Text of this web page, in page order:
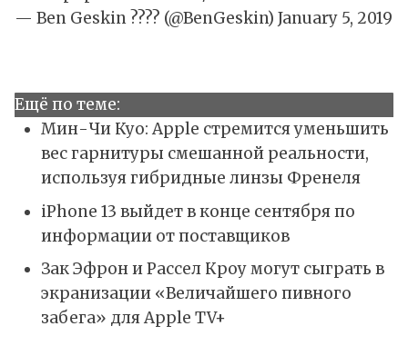
— Ben Geskin ???‍? (@BenGeskin) January 5, 2019
Ещё по теме:
Мин-Чи Куо: Apple стремится уменьшить
вес гарнитуры смешанной реальности,
используя гибридные линзы Френеля
iPhone 13 выйдет в конце сентября по
информации от поставщиков
Зак Эфрон и Рассел Кроу могут сыграть в
экранизации «Величайшего пивного
забега» для Apple TV+